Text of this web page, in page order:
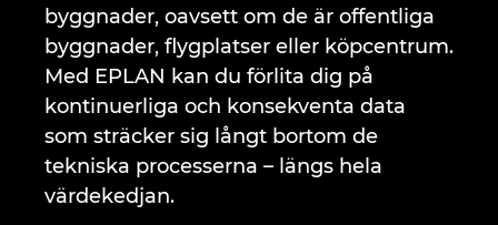
byggnader, oavsett om de är offentliga
byggnader, flygplatser eller köpcentrum.
Med EPLAN kan du förlita dig på
kontinuerliga och konsekventa data
som sträcker sig långt bortom de
tekniska processerna – längs hela
värdekedjan.
China Taiwan
Colombia
Croatia
Czech Republic